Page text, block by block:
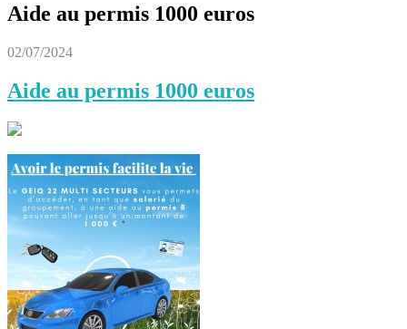
Aide au permis 1000 euros
02/07/2024
Aide au permis 1000 euros